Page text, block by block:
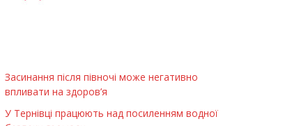
Засинання після півночі може негативно
впливати на здоров’я
У Тернівці працюють над посиленням водної